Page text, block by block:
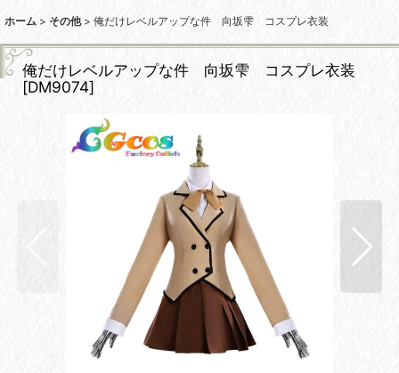
ホーム > その他 > 俺だけレベルアップな件 向坂雫 コスプレ衣装
俺だけレベルアップな件 向坂雫 コスプレ衣装
[DM9074]